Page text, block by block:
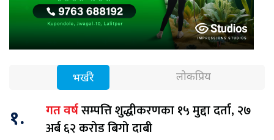
भर्खरै लोकप्रिय
१. गत वर्षसम्पत्ति शुद्धीकरणका १५ मुद्दा दर्ता, २७
अर्ब ६२ करोड बिगो दाबी